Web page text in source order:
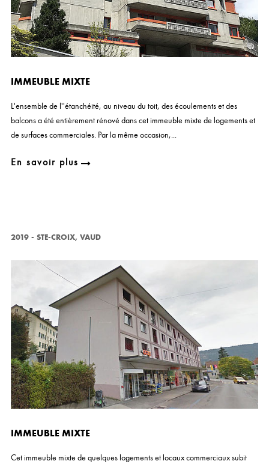
IMMEUBLE MIXTE
L'ensemble de l''étanchéité, au niveau du toit, des écoulements et des
balcons a été entièrement rénové dans cet immeuble mixte de logements et
de surfaces commerciales. Par la même occasion,...
En savoir plus
2019 - STE-CROIX, VAUD
IMMEUBLE MIXTE
Cet immeuble mixte de quelques logements et locaux commerciaux subit